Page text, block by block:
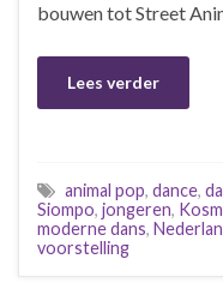
bouwen tot Street
Lees verder
animal pop, dance,
Siompo, jongeren,
moderne dans,
voorstelling